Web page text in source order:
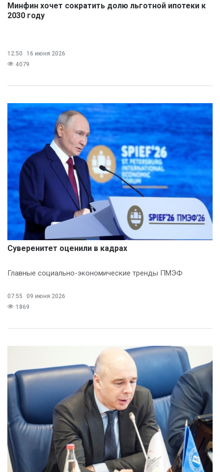
Минфин хочет сократить долю льготной ипотеки к
2030 году
12:50
16 июня 2026
4079
Суверенитет оценили в кадрах
Главные социально-экономические тренды ПМЭФ
07:55
09 июня 2026
1869